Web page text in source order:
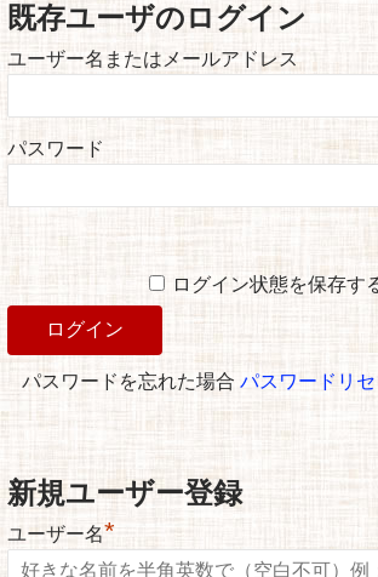
既存ユーザのログイン
ユーザー名またはメールアドレス
パスワード
ログイン状態を保存す
パスワードを忘れた場合パスワードリセ
新規ユーザー登録
ユーザー名*